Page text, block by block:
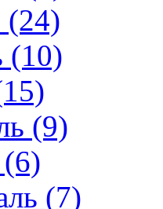
(24)
(10)
(9)
(6)
(7)